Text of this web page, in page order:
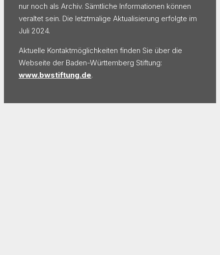
nur noch als Archiv. Sämtliche Informationen können
veraltet sein. Die letztmalige Aktualisierung erfolgte im
Juli 2024.
Aktuelle Kontaktmöglichkeiten finden Sie über die
Webseite der Baden-Württemberg Stiftung:
www.bwstiftung.de.